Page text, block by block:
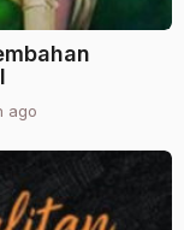
ago
a
u
n